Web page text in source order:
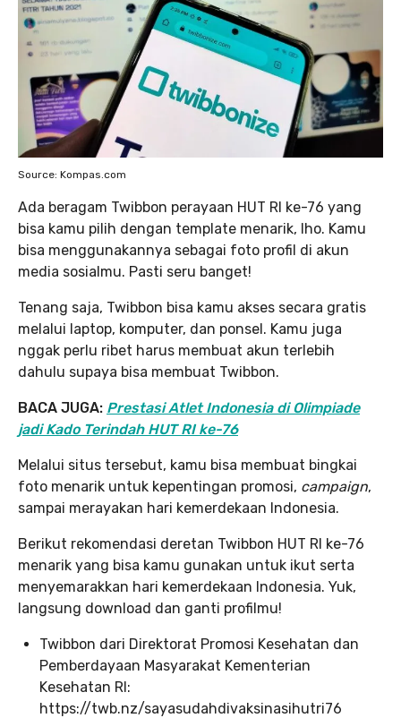
Source: Kompas.com
Ada beragam Twibbon perayaan HUT RI ke-76 yang
bisa kamu pilih dengan template menarik, lho. Kamu
bisa menggunakannya sebagai foto profil di akun
media sosialmu. Pasti seru banget!
Tenang saja, Twibbon bisa kamu akses secara gratis
melalui laptop, komputer, dan ponsel. Kamu juga
nggak perlu ribet harus membuat akun terlebih
dahulu supaya bisa membuat Twibbon.
BACA JUGA: Prestasi Atlet Indonesia di Olimpiade
jadi Kado Terindah HUT RI ke-76
Melalui situs tersebut, kamu bisa membuat bingkai
foto menarik untuk kepentingan promosi, campaign,
sampai merayakan hari kemerdekaan Indonesia.
Berikut rekomendasi deretan Twibbon HUT RI ke-76
menarik yang bisa kamu gunakan untuk ikut serta
menyemarakkan hari kemerdekaan Indonesia. Yuk,
langsung download dan ganti profilmu!
Twibbon dari Direktorat Promosi Kesehatan dan
Pemberdayaan Masyarakat Kementerian
Kesehatan RI:
https://twb.nz/sayasudahdivaksinasihutri76